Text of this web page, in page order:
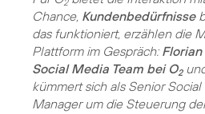
Chance, Kundenbedürfnisse
das funktioniert, erzählen die
Plattform im Gespräch:
Social Media Team bei O2
kümmert sich als Senior
Manager um die Steuerung